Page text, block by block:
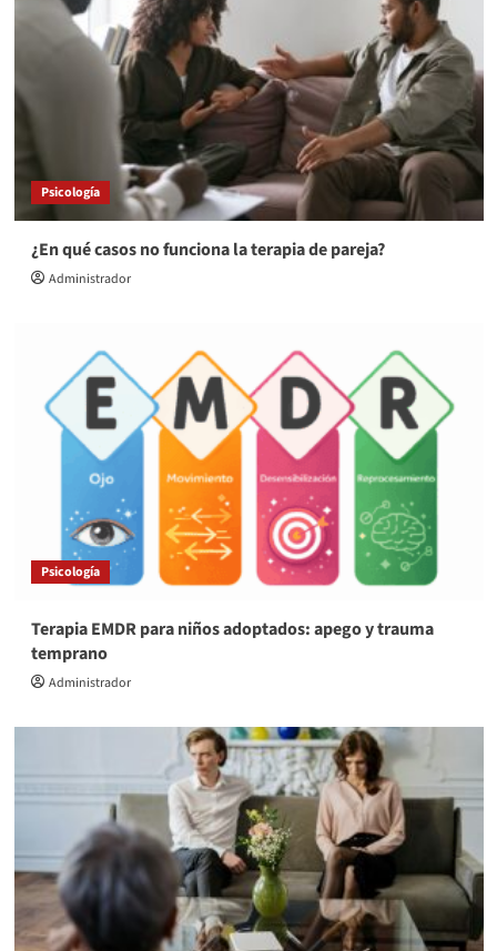
Psicología
¿En qué casos no funciona la terapia de pareja?
Administrador
Psicología
Terapia EMDR para niños adoptados: apego y trauma
temprano
Administrador